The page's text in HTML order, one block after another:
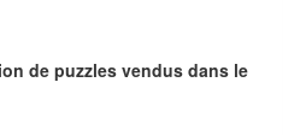
de puzzles vendus dans le